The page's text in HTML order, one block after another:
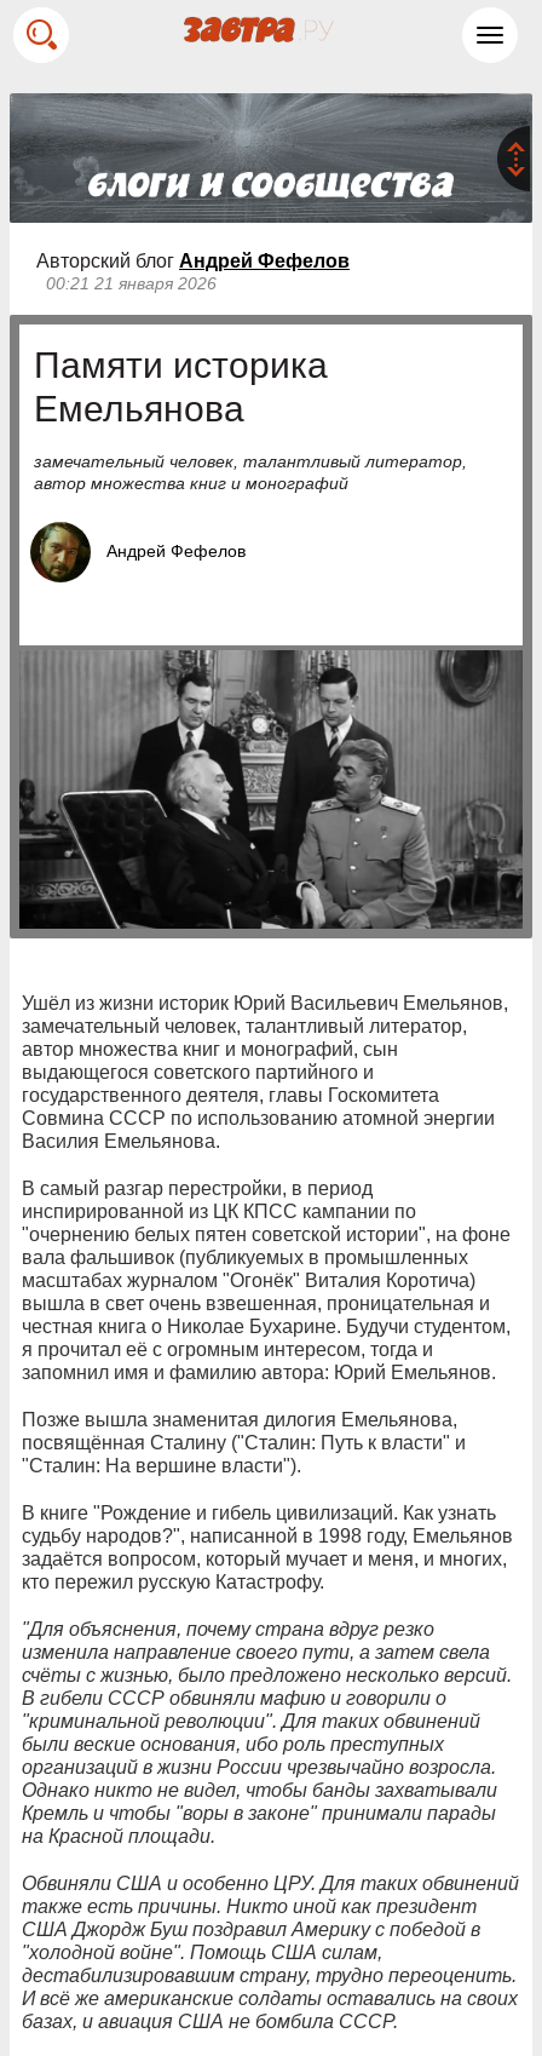
Авторский блог Андрей Фефелов
00:21 21 января 2026
Памяти историка
Емельянова
замечательный человек, талантливый литератор,
автор множества книг и монографий
Андрей Фефелов
Ушёл из жизни историк Юрий Васильевич Емельянов,
замечательный человек, талантливый литератор,
автор множества книг и монографий, сын
выдающегося советского партийного и
государственного деятеля, главы Госкомитета
Совмина СССР по использованию атомной энергии
Василия Емельянова.
В самый разгар перестройки, в период
инспирированной из ЦК КПСС кампании по
"очернению белых пятен советской истории", на фоне
вала фальшивок (публикуемых в промышленных
масштабах журналом "Огонёк" Виталия Коротича)
вышла в свет очень взвешенная, проницательная и
честная книга о Николае Бухарине. Будучи студентом,
я прочитал её с огромным интересом, тогда и
запомнил имя и фамилию автора: Юрий Емельянов.
Позже вышла знаменитая дилогия Емельянова,
посвящённая Сталину ("Сталин: Путь к власти" и
"Сталин: На вершине власти").
В книге "Рождение и гибель цивилизаций. Как узнать
судьбу народов?", написанной в 1998 году, Емельянов
задаётся вопросом, который мучает и меня, и многих,
кто пережил русскую Катастрофу.
"Для объяснения, почему страна вдруг резко
изменила направление своего пути, а затем свела
счёты с жизнью, было предложено несколько версий.
В гибели СССР обвиняли мафию и говорили о
"криминальной революции". Для таких обвинений
были веские основания, ибо роль преступных
организаций в жизни России чрезвычайно возросла.
Однако никто не видел, чтобы банды захватывали
Кремль и чтобы "воры в законе" принимали парады
на Красной площади.
Обвиняли США и особенно ЦРУ. Для таких обвинений
также есть причины. Никто иной как президент
США Джордж Буш поздравил Америку с победой в
"холодной войне". Помощь США силам,
дестабилизировавшим страну, трудно переоценить.
И всё же американские солдаты оставались на своих
базах, и авиация США не бомбила СССР.